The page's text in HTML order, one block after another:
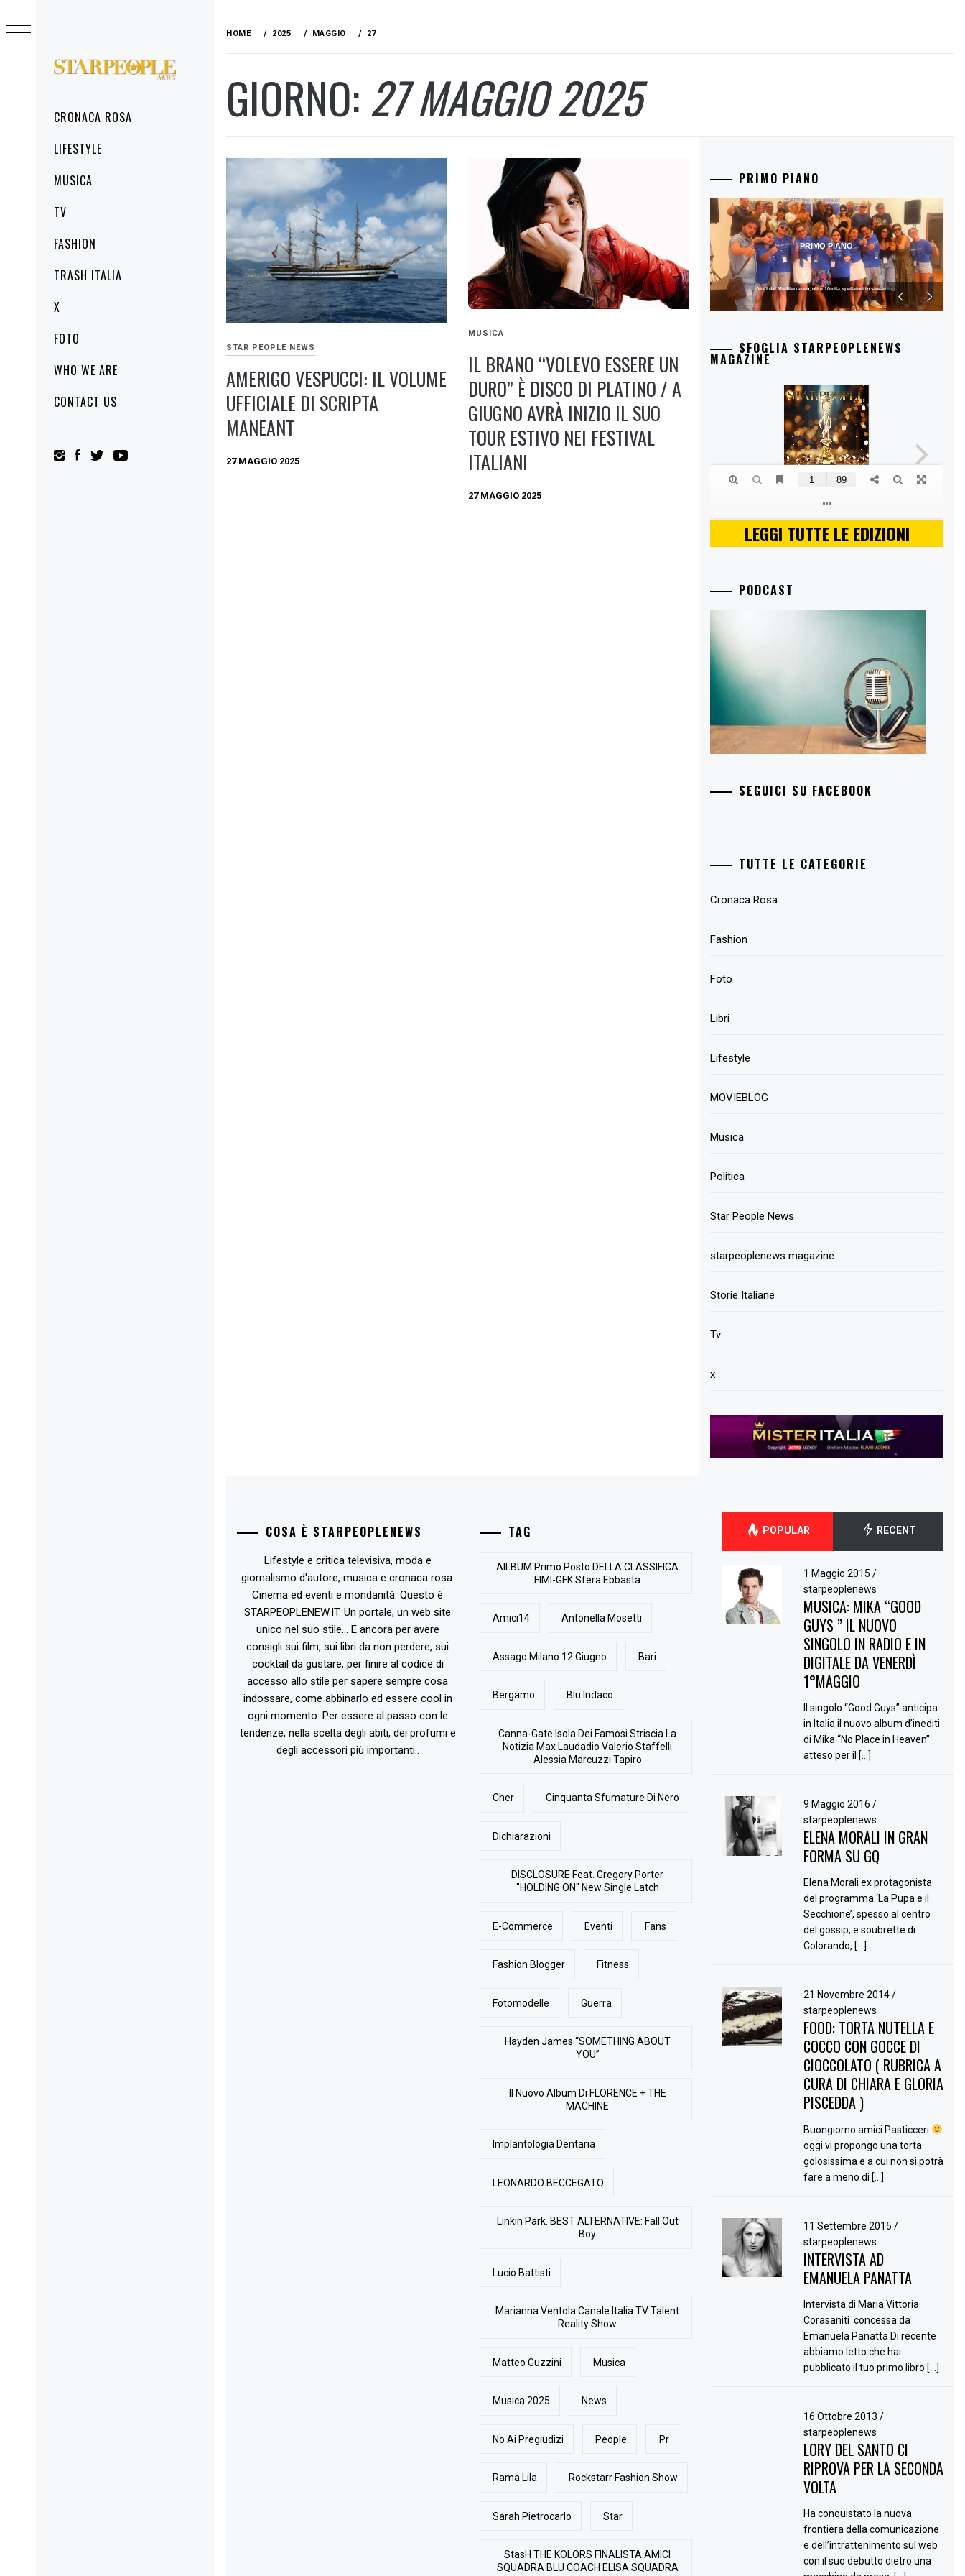
STARPEOPLENEWS
MenuCRONACA ROSA
LIFESTYLE
MUSICA
TV
FASHION
TRASH ITALIA
X
FOTO
WHO WE ARE
CONTACT US
to
content
HOME 2025 MAGGIO 27
GIORNO:27 MAGGIO 2025
STAR PEOPLE NEWS
AMERIGO VESPUCCI: IL VOLUME
UFFICIALE DI SCRIPTA
MANEANT
27 MAGGIO 2025
MUSICA
IL BRANO “VOLEVO ESSERE UN
DURO” È DISCO DI PLATINO / A
GIUGNO AVRÀ INIZIO IL SUO
TOUR ESTIVO NEI FESTIVAL
ITALIANI
27 MAGGIO 2025
PRIMO PIANO
Voci dal Mediterraneo, oltre 10mila spettatori in streaming
PRIMO PIANO
SFOGLIA STARPEOPLENEWS
MAGAZINE
LEGGI TUTTE LE EDIZIONI
PODCAST
SEGUICI SU FACEBOOK
TUTTE LE CATEGORIE
Cronaca Rosa
Fashion
Foto
Libri
Lifestyle
MOVIEBLOG
Musica
Politica
Star People News
starpeoplenews magazine
Storie Italiane
Tv
x
COSA È STARPEOPLENEWS
Lifestyle e critica televisiva, moda e
giornalismo d'autore, musica e cronaca rosa.
Cinema ed eventi e mondanità. Questo è
STARPEOPLENEW.IT. Un portale, un web site
unico nel suo stile... E ancora per avere
consigli sui film, sui libri da non perdere, sui
cocktail da gustare, per finire al codice di
accesso allo stile per sapere sempre cosa
indossare, come abbinarlo ed essere cool in
ogni momento. Per essere al passo con le
tendenze, nella scelta degli abiti, dei profumi e
degli accessori più importanti..
TAG
AlLBUM Primo Posto DELLA CLASSIFICA
FIMI-GFK Sfera Ebbasta
Amici14 Antonella Mosetti
Assago Milano 12 Giugno Bari
Bergamo Blu Indaco
Canna-Gate Isola Dei Famosi Striscia La
Notizia Max Laudadio Valerio Staffelli
Alessia Marcuzzi Tapiro
Cher Cinquanta Sfumature Di Nero
Dichiarazioni
DISCLOSURE Feat. Gregory Porter
"HOLDING ON" New Single Latch
E-Commerce Eventi Fans
Fashion Blogger Fitness
Fotomodelle Guerra
Hayden James “SOMETHING ABOUT
YOU”
Il Nuovo Album Di FLORENCE + THE
MACHINE
Implantologia Dentaria
LEONARDO BECCEGATO
Linkin Park. BEST ALTERNATIVE: Fall Out
Boy
Lucio Battisti
Marianna Ventola Canale Italia TV Talent
Reality Show
Matteo Guzzini Musica
Musica 2025 News
No Ai Pregiudizi People Pr
Rama Lila Rockstarr Fashion Show
Sarah Pietrocarlo Star
StasH THE KOLORS FINALISTA AMICI
SQUADRA BLU COACH ELISA SQUADRA
POPULAR RECENT
1 Maggio 2015 /
starpeoplenews
MUSICA: MIKA “GOOD
GUYS ” IL NUOVO
SINGOLO IN RADIO E IN
DIGITALE DA VENERDÌ
1°MAGGIO
Il singolo “Good Guys” anticipa
in Italia il nuovo album d’inediti
di Mika “No Place in Heaven”
atteso per il […]
9 Maggio 2016 /
starpeoplenews
ELENA MORALI IN GRAN
FORMA SU GQ
Elena Morali ex protagonista
del programma ‘La Pupa e il
Secchione’, spesso al centro
del gossip, e soubrette di
Colorando, […]
21 Novembre 2014/
starpeoplenews
FOOD: TORTA NUTELLA E
COCCO CON GOCCE DI
CIOCCOLATO ( RUBRICA A
CURA DI CHIARA E GLORIA
PISCEDDA )
Buongiorno amici Pasticceri
oggi vi propongo una torta
golosissima e a cui non si potrà
fare a meno di […]
11 Settembre 2015 /
starpeoplenews
INTERVISTA AD
EMANUELA PANATTA
Intervista di Maria Vittoria
Corasaniti concessa da
Emanuela Panatta Di recente
abbiamo letto che hai
pubblicato il tuo primo libro […]
16 Ottobre 2013 /
starpeoplenews
LORY DEL SANTO CI
RIPROVA PER LA SECONDA
VOLTA
Ha conquistato la nuova
frontiera della comunicazione
e dell’intrattenimento sul web
con il suo debutto dietro una